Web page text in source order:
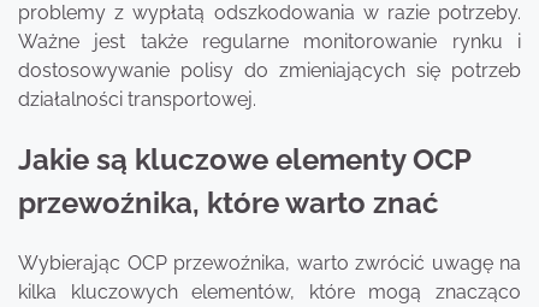
problemy z wypłatą odszkodowania w razie potrzeby.
Ważne jest także regularne monitorowanie rynku i
dostosowywanie polisy do zmieniających się potrzeb
działalności transportowej.
Jakie są kluczowe elementy OCP
przewoźnika, które warto znać
Wybierając OCP przewoźnika, warto zwrócić uwagę na
kilka kluczowych elementów, które mogą znacząco